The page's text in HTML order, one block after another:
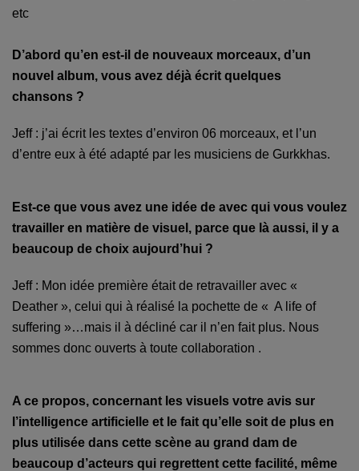
etc
D’abord qu’en est-il de nouveaux morceaux, d’un
nouvel album, vous avez déjà écrit quelques
chansons ?
Jeff : j’ai écrit les textes d’environ 06 morceaux, et l’un
d’entre eux à été adapté par les musiciens de Gurkkhas.
Est-ce que vous avez une idée de avec qui vous voulez
travailler en matière de visuel, parce que là aussi, il y a
beaucoup de choix aujourd’hui ?
Jeff : Mon idée première était de retravailler avec «
Deather », celui qui à réalisé la pochette de « A life of
suffering »…mais il à décliné car il n’en fait plus. Nous
sommes donc ouverts à toute collaboration .
A ce propos, concernant les visuels votre avis sur
l’intelligence artificielle et le fait qu’elle soit de plus en
plus utilisée dans cette scène au grand dam de
beaucoup d’acteurs qui regrettent cette facilité, même